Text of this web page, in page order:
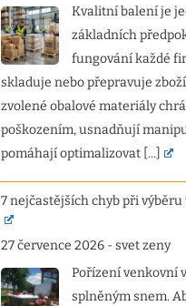
Kvalitní balení je
základních
fungování každé
skladuje nebo přepravuje
zvolené obalové materiály
poškozením, usnadňují
pomáhají optimalizovat [...]
7 nejčastějších chyb při
27 července 2026 -svet zeny
Pořízení venkovní
splněným snem.